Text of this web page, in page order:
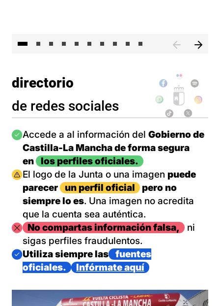
directorio
de redes sociales
Imagen
Accede a al información del Gobierno de
Castilla-La Mancha de forma segura
en
los perfiles oficiales.
Imagen
El logo de la Junta o una imagen puede
parecer
un perfil oficial
pero no
siempre lo es. Una imagen no acredita
que la cuenta sea auténtica.
ImagenNo compartas información falsa,
ni
sigas perfiles fraudulentos.
Imagen
Utiliza siempre las
fuentes
oficiales.
Infórmate aquí